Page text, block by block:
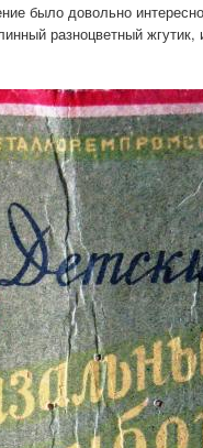
было довольно
разноцветный жгутик,